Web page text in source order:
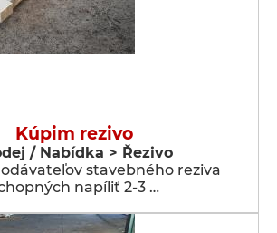
Kúpim rezivo
/ Nabídka > Řezivo
stavebného reziva
napíliť 2-3 …